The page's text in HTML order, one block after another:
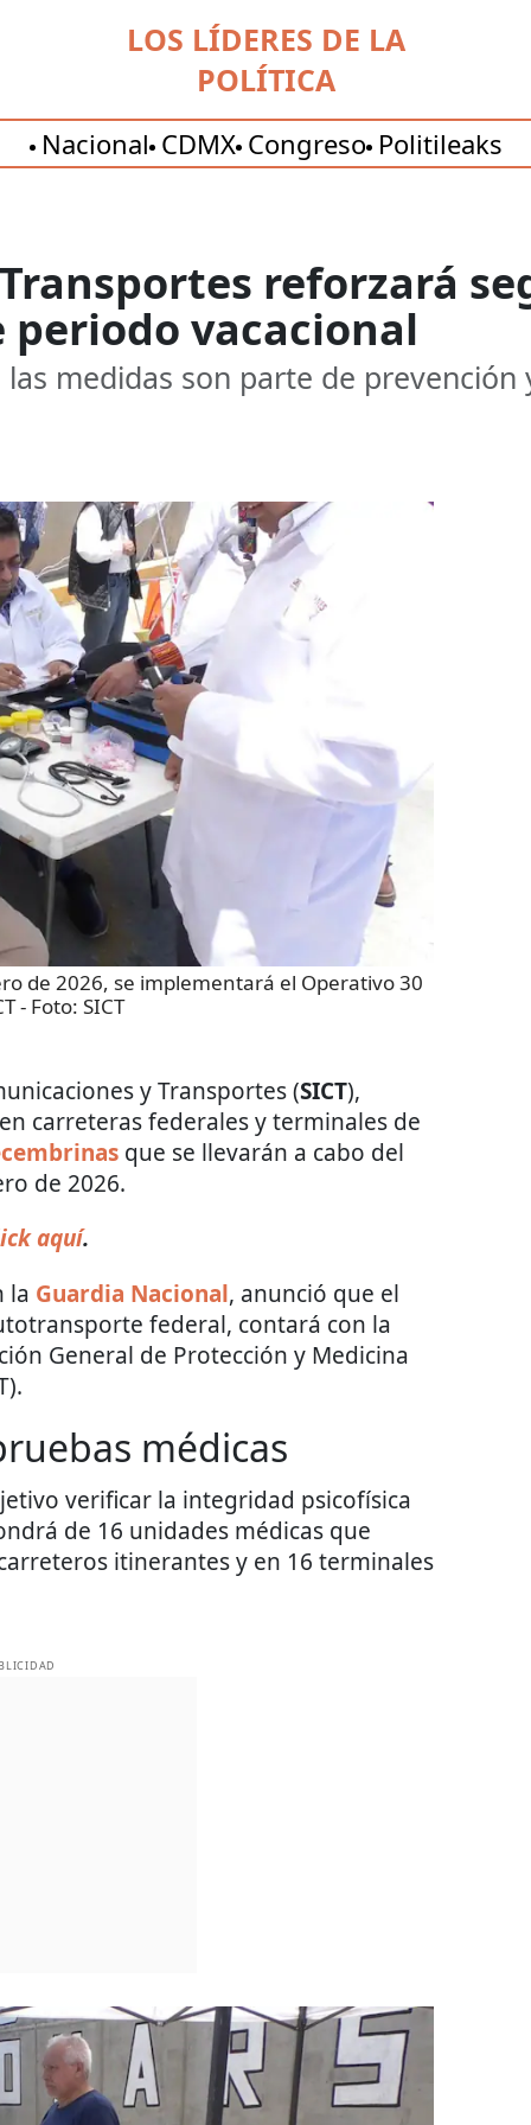
LOS LÍDERES DE LA
POLÍTICA
Nacional CDMX Congreso Politileaks
reforzará
vacacional
medidas son parte de
de 2026, se implementará el Operativo 30
- Foto: SICT
y Transportes (SICT),
carreteras federales y terminales de
que se llevarán a cabo del
de 2026.
aquí.
la Guardia Nacional, anunció que el
federal, contará con la
General de Protección y Medicina
médicas
verificar la integridad psicofísica
de 16 unidades médicas que
itinerantes y en 16 terminales